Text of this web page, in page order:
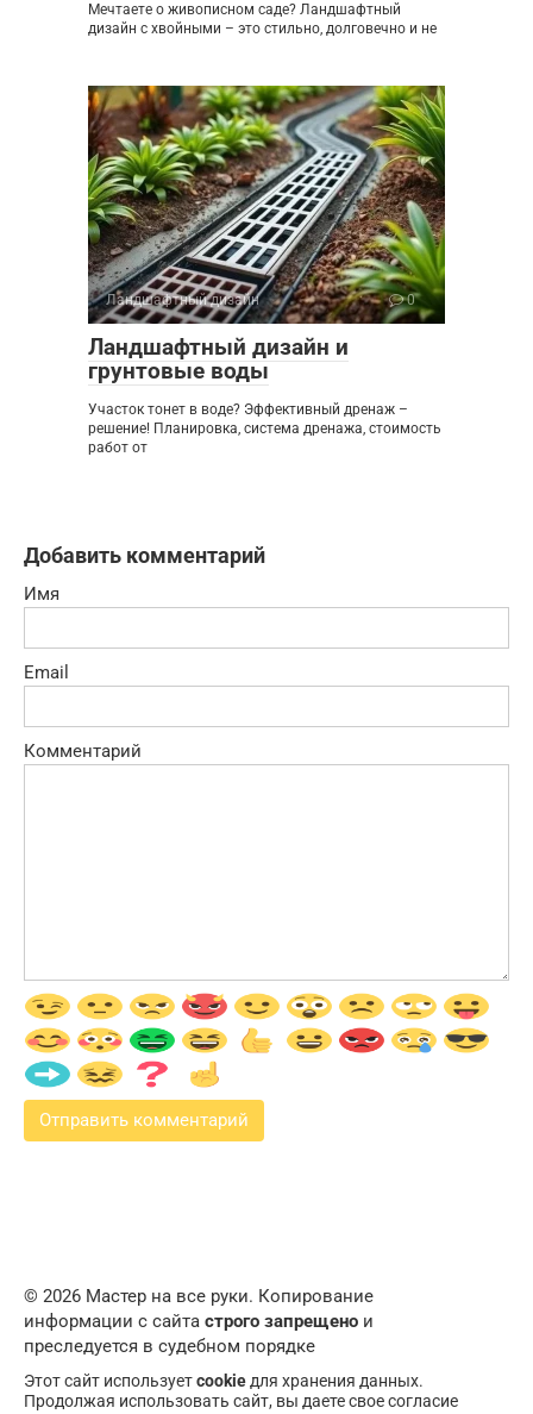
Мечтаете о живописном саде? Ландшафтный
дизайн с хвойными – это стильно, долговечно и не
Ландшафтный дизайн 0
Ландшафтный дизайн и
грунтовые воды
Участок тонет в воде? Эффективный дренаж –
решение! Планировка, система дренажа, стоимость
работ от
Добавить комментарий
Имя
Email
Комментарий
© 2026 Мастер на все руки. Копирование
информации с сайта строго запрещено и
преследуется в судебном порядке
Этот сайт используетcookie для хранения данных.
Продолжая использовать сайт, вы даете свое согласие